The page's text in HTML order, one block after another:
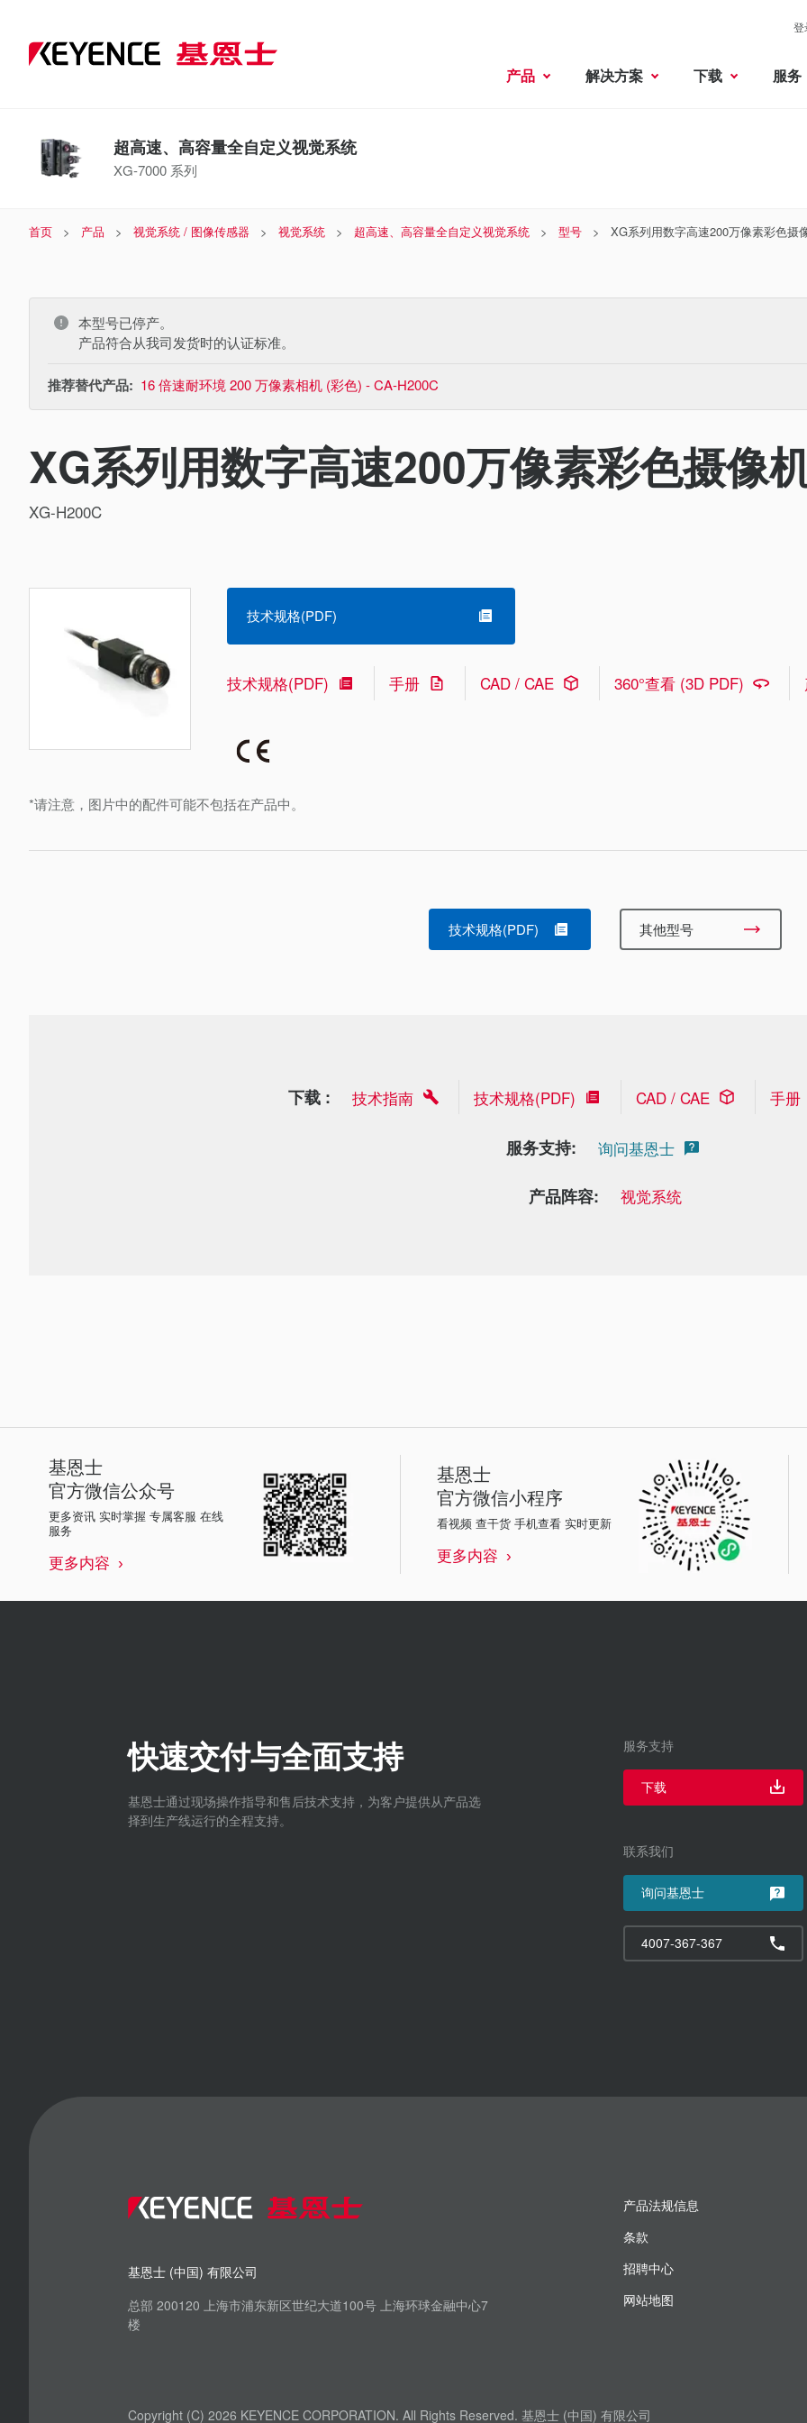
登
产品 解决方案 下载 服务
超高速、高容量全自定义视觉系统
XG-7000 系列
首页 产品 视觉系统 / 图像传感器 视觉系统 超高速、高容量全自定义视觉系统 型号 XG系列用数字高速200万像素彩色摄
本型号已停产。
产品符合从我司发货时的认证标准。
推荐替代产品: 16 倍速耐环境 200 万像素相机 (彩色) - CA-H200C
XG系列用数字高速200万像素彩色摄像
XG-H200C
*请注意，图片中的配件可能不包括在产品中。
技术规格(PDF)
技术规格(PDF) 手册 CAD / CAE 360°查看 (3D PDF)
技术规格(PDF) 其他型号
下载 : 技术指南 技术规格(PDF) CAD / CAE 手册
服务支持: 询问基恩士
产品阵容: 视觉系统
基恩士
官方微信公众号
更多资讯 实时掌握 专属客服 在线
服务
更多内容
基恩士
官方微信小程序
看视频 查干货 手机查看 实时更新
更多内容
快速交付与全面支持
基恩士通过现场操作指导和售后技术支持，为客户提供从产品选
择到生产线运行的全程支持。
服务支持
下载
联系我们
询问基恩士
4007-367-367
基恩士 (中国) 有限公司
总部 200120 上海市浦东新区世纪大道100号 上海环球金融中心7
楼
产品法规信息
条款
招聘中心
网站地图
Copyright (C) 2026 KEYENCE CORPORATION. All Rights Reserved. 基恩士 (中国) 有限公司